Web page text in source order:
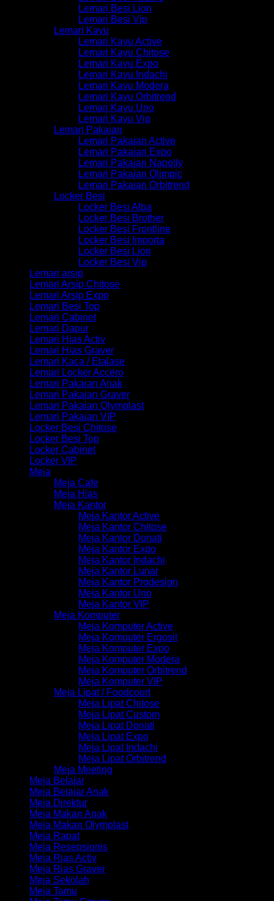
Lemari Besi Lion
Lemari Besi Vip
Lemari Kayu
Lemari Kayu Active
Lemari Kayu Chitose
Lemari Kayu Expo
Lemari Kayu Indachi
Lemari Kayu Modera
Lemari Kayu Orbitrend
Lemari Kayu Uno
Lemari Kayu Vip
Lemari Pakaian
Lemari Pakaian Active
Lemari Pakaian Expo
Lemari Pakaian Napolly
Lemari Pakaian Olimpic
Lemari Pakaian Orbitrend
Locker Besi
Locker Besi Alba
Locker Besi Brother
Locker Besi Frontline
Locker Besi Importa
Locker Besi Lion
Locker Besi Vip
Lemari arsip
Lemari Arsip Chitose
Lemari Arsip Expo
Lemari Besi Top
Lemari Cabinet
Lemari Dapur
Lemari Hias Activ
Lemari Hias Graver
Lemari Kaca / Etalase
Lemari Locker Accero
Lemari Pakaian Anak
Lemari Pakaian Graver
Lemari Pakaian Olymplast
Lemari Pakaian VIP
Locker Besi Chitose
Locker Besi Top
Locker Cabinet
Locker VIP
Meja
Meja Cafe
Meja Hias
Meja Kantor
Meja Kantor Active
Meja Kantor Chitose
Meja Kantor Donati
Meja Kantor Expo
Meja Kantor Indachi
Meja Kantor Lunar
Meja Kantor Prodesign
Meja Kantor Uno
Meja Kantor VIP
Meja Komputer
Meja Komputer Active
Meja Komputer Ergosit
Meja Komputer Expo
Meja Komputer Modera
Meja Komputer Orbitrend
Meja Komputer VIP
Meja Lipat / Foodcourt
Meja Lipat Chitose
Meja Lipat Custom
Meja Lipat Donati
Meja Lipat Expo
Meja Lipat Indachi
Meja Lipat Orbitrend
Meja Meeting
Meja Belajar
Meja Belajar Anak
Meja Direktur
Meja Makan Anak
Meja Makan Olymplast
Meja Rapat
Meja Resepsionis
Meja Rias Activ
Meja Rias Graver
Meja Sekolah
Meja Tamu